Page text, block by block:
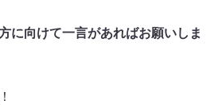
向けて一言があればお願いしま